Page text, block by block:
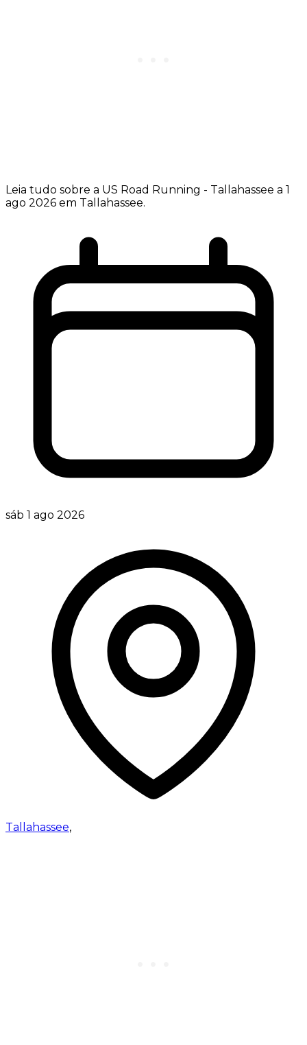
Leia tudo sobre a US Road Running - Tallahassee a 1
ago 2026 em Tallahassee.
sáb 1 ago 2026
Tallahassee,